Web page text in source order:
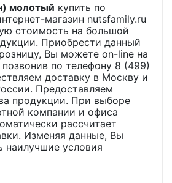
молотый купить по
магазин nutsfamily.ru
стоимость на большой
Приобрести данный
Вы можете on-line на
по телефону 8 (499)
доставку в Москву и
Предоставляем
продукции. При выборе
компании и офиса
рассчитает
Изменяя данные, Вы
наилучшие условия